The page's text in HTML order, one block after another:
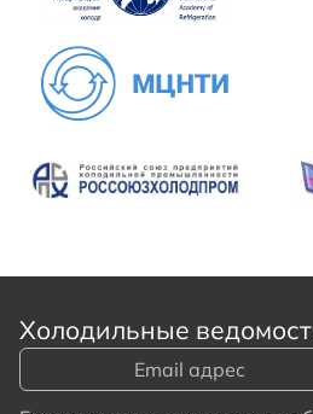
Холодильные